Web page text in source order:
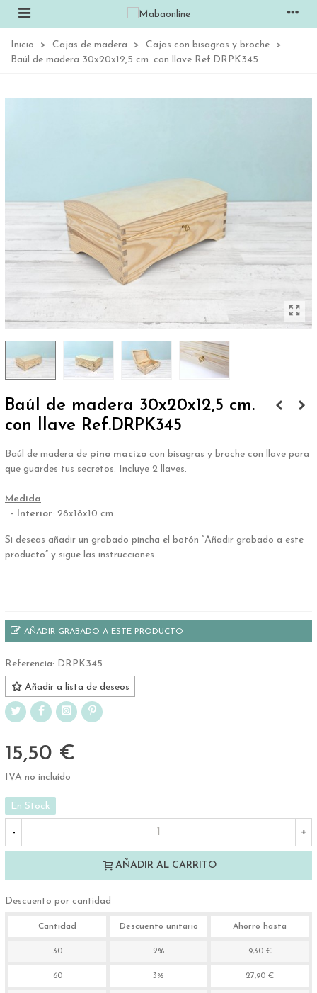
Inicio > Cajas de madera > Cajas con bisagras y broche
>
Baúl de madera 30x20x12,5 cm. con llave Ref.DRPK345
Baúl de madera 30x20x12,5 cm.
con llave Ref.DRPK345
Baúl de madera de pino macizo con bisagras y broche con llave para
que guardes tus secretos. Incluye 2 llaves.
Medida
-
Interior: 28x18x10 cm.
Si deseas añadir un grabado pincha el botón “Añadir grabado a este
producto” y sigue las instrucciones.
AÑADIR GRABADO A ESTE PRODUCTO
Referencia: DRPK345
Añadir a lista de deseos
15,50 €
IVA no incluído
En Stock
- +
AÑADIR AL CARRITO
Descuento por cantidad
Cantidad Descuento unitario Ahorro hasta
30 2% 9,30 €
60 3% 27,90 €